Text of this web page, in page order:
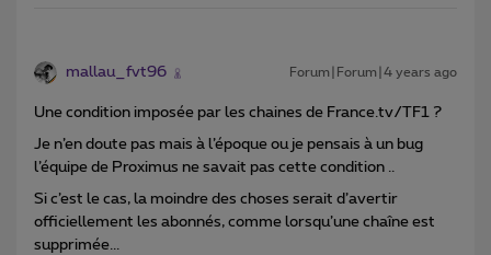
mallau_fvt96 Forum|Forum|4 years ago
Une condition imposée par les chaines de France.tv/TF1 ?
Je n’en doute pas mais à l’époque ou je pensais à un bug
l’équipe de Proximus ne savait pas cette condition ..
Si c’est le cas, la moindre des choses serait d’avertir
officiellement les abonnés, comme lorsqu’une chaîne est
supprimée...